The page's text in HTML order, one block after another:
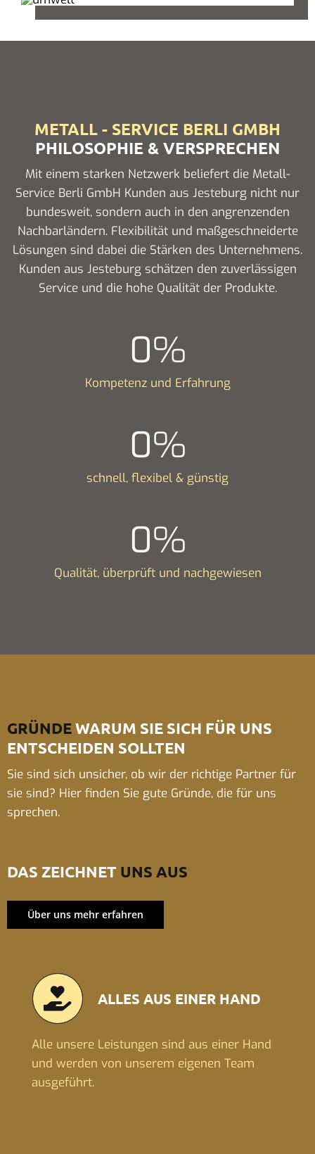
METALL - SERVICE BERLI GMBH
PHILOSOPHIE & VERSPRECHEN
Mit einem starken Netzwerk beliefert die Metall-
Service Berli GmbH Kunden aus Jesteburg nicht nur
bundesweit, sondern auch in den angrenzenden
Nachbarländern. Flexibilität und maßgeschneiderte
Lösungen sind dabei die Stärken des Unternehmens.
Kunden aus Jesteburg schätzen den zuverlässigen
Service und die hohe Qualität der Produkte.
0%
Kompetenz und Erfahrung
0%
schnell, flexibel & günstig
0%
Qualität, überprüft und nachgewiesen
GRÜNDEWARUM SIE SICH FÜR UNS
ENTSCHEIDEN SOLLTEN
Sie sind sich unsicher, ob wir der richtige Partner für
sie sind? Hier finden Sie gute Gründe, die für uns
sprechen.
DAS ZEICHNET UNS AUS
Über uns mehr erfahren
ALLES AUS EINER HAND
Alle unsere Leistungen sind aus einer Hand
und werden von unserem eigenen Team
ausgeführt.